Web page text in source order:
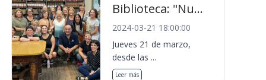
Biblioteca: "Nu...
2024-03-21 18:00:00
Jueves 21 de marzo,
desde las ...
Leer más